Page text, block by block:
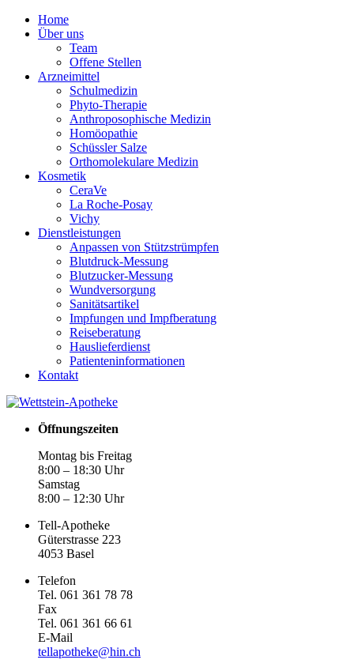
Home
Über uns
Team
Offene Stellen
Arzneimittel
Schulmedizin
Phyto-Therapie
Anthroposophische Medizin
Homöopathie
Schüssler Salze
Orthomolekulare Medizin
Kosmetik
CeraVe
La Roche-Posay
Vichy
Dienstleistungen
Anpassen von Stützstrümpfen
Blutdruck-Messung
Blutzucker-Messung
Wundversorgung
Sanitätsartikel
Impfungen und Impfberatung
Reiseberatung
Hauslieferdienst
Patienteninformationen
Kontakt
Öffnungszeiten
Montag bis Freitag
8:00 – 18:30 Uhr
Samstag
8:00 – 12:30 Uhr
Tell-Apotheke
Güterstrasse 223
4053 Basel
Telefon
Tel. 061 361 78 78
Fax
Tel. 061 361 66 61
E-Mail
tellapotheke@hin.ch